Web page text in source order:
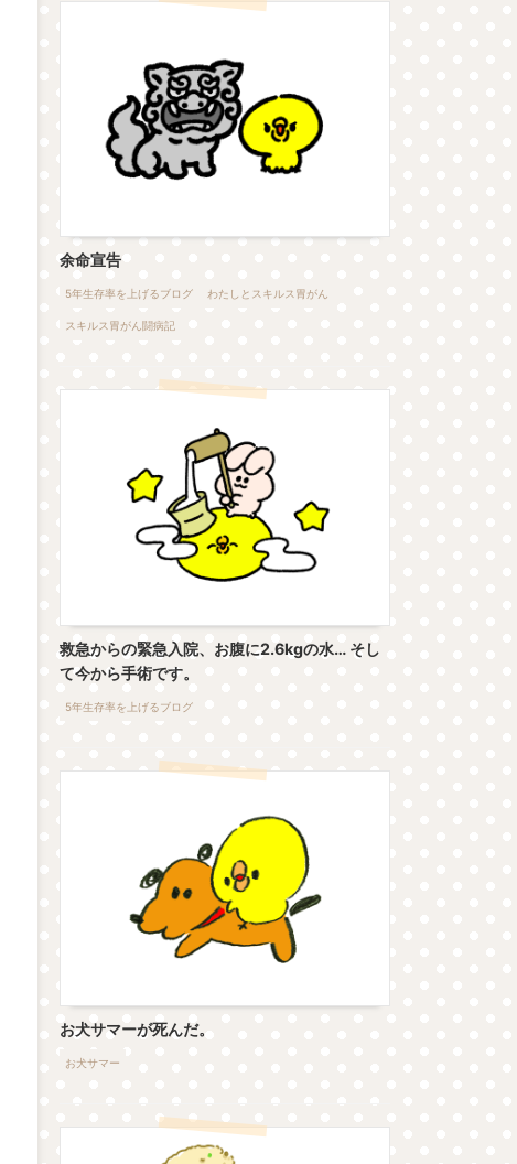
余命宣告
5年生存率を上げるブログ わたしとスキルス胃がん
スキルス胃がん闘病記
救急からの緊急入院、お腹に2.6kgの水… そし
て今から手術です。
5年生存率を上げるブログ
お犬サマーが死んだ。
お犬サマー